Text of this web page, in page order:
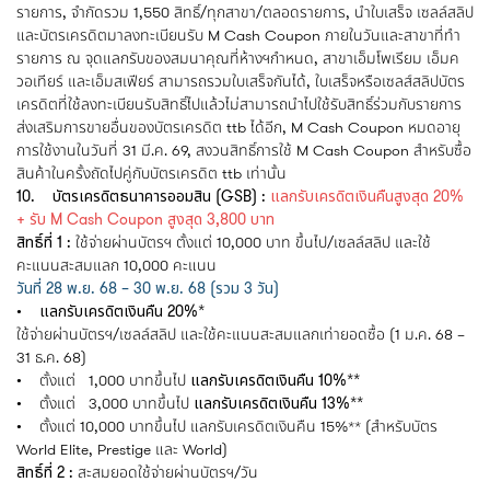
รายการ, จำกัดรวม 1,550 สิทธิ์/ทุกสาขา/ตลอดรายการ, นำใบเสร็จ เซลล์สลิป
และบัตรเครดิตมาลงทะเบียนรับ M Cash Coupon ภายในวันและสาขาที่ทำ
รายการ ณ จุดแลกรับของสมนาคุณที่ห้างฯกำหนด, สาขาเอ็มโพเรียม เอ็มค
วอเทียร์ และเอ็มสเฟียร์ สามารถรวมใบเสร็จกันได้, ใบเสร็จหรือเซลส์สลิปบัตร
เครดิตที่ใช้ลงทะเบียนรับสิทธิ์ไปแล้วไม่สามารถนำไปใช้รับสิทธิ์ร่วมกับรายการ
ส่งเสริมการขายอื่นของบัตรเครดิต ttb ได้อีก, M Cash Coupon หมดอายุ
การใช้งานในวันที่ 31 มี.ค. 69, สงวนสิทธิ์การใช้ M Cash Coupon สำหรับซื้อ
สินค้าในครั้งถัดไปคู่กับบัตรเครดิต ttb เท่านั้น
10. บัตรเครดิตธนาคารออมสิน (GSB) : แลกรับเครดิตเงินคืนสูงสุด 20%
+ รับ M Cash Coupon สูงสุด 3,800 บาท
สิทธิ์ที่ 1 : ใช้จ่ายผ่านบัตรฯ ตั้งแต่ 10,000 บาท ขึ้นไป/เซลล์สลิป และใช้
คะแนนสะสมแลก 10,000 คะแนน
วันที่ 28 พ.ย. 68 – 30 พ.ย. 68 (รวม 3 วัน)
• แลกรับเครดิตเงินคืน 20%*
ใช้จ่ายผ่านบัตรฯ/เซลล์สลิป และใช้คะแนนสะสมแลกเท่ายอดซื้อ (1 ม.ค. 68 –
31 ธ.ค. 68)
• ตั้งแต่ 1,000 บาทขึ้นไป แลกรับเครดิตเงินคืน 10%**
• ตั้งแต่ 3,000 บาทขึ้นไป แลกรับเครดิตเงินคืน 13%**
• ตั้งแต่ 10,000 บาทขึ้นไป แลกรับเครดิตเงินคืน 15%** (สำหรับบัตร
World Elite, Prestige และ World)
สิทธิ์ที่ 2 : สะสมยอดใช้จ่ายผ่านบัตรฯ/วัน